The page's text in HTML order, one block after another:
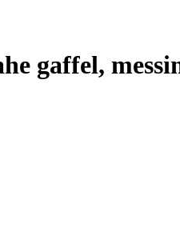
gaffel,